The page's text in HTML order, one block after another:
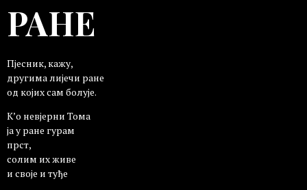
РАНЕ
Пјесник, кажу,
другима лијечи ране
од којих сам болује.
К’о невјерни Тома
ја у ране гурам
прст,
солим их живе
и своје и туђе